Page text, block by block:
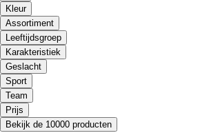
Kleur
Assortiment
Leeftijdsgroep
Karakteristiek
Geslacht
Sport
Team
Prijs
Bekijk de 10000 producten